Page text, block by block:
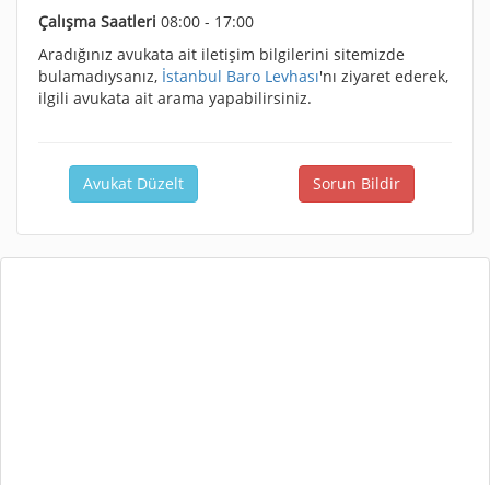
Çalışma Saatleri 08:00 - 17:00
Aradığınız avukata ait iletişim bilgilerini sitemizde
bulamadıysanız, İstanbul Baro Levhası'nı ziyaret ederek,
ilgili avukata ait arama yapabilirsiniz.
Avukat Düzelt Sorun Bildir